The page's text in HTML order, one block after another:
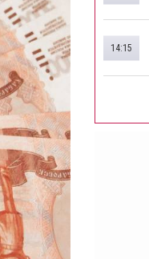
14:15